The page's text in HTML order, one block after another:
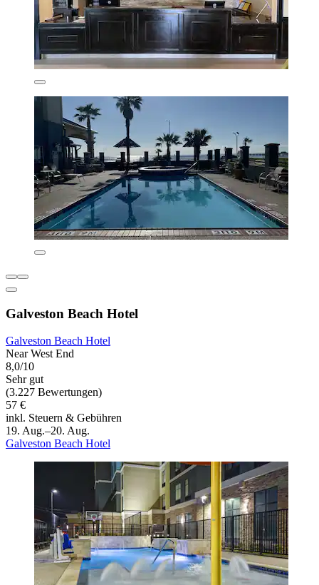
Galveston Beach Hotel
Galveston Beach Hotel
Near West End
8,0/10
Sehr gut
(3.227 Bewertungen)
57 €
inkl. Steuern & Gebühren
19. Aug.–20. Aug.
Galveston Beach Hotel